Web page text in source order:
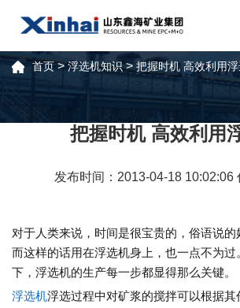
首页>浮选机知识>把握时机 高效利用
把握时机 高效利用
发布时间：2013-04-18 10:02:06
对于人类来说，时间是很宝贵的，俗语说的
而这样的话用在浮选机身上，也一点不为过
下，浮选机的生产每一步都显得那么关键。
浮选机浮选过程中对矿浆的搅拌可以根据其